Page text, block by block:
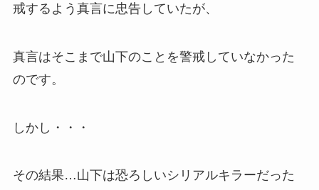
戒するよう真言に忠告していたが、
真言はそこまで山下のことを警戒していなかった
のです。
しかし・・・
その結果…山下は恐ろしいシリアルキラーだった